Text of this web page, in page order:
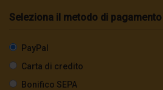
Seleziona il metodo di pagamento
PayPal
Carta di credito
Bonifico SEPA